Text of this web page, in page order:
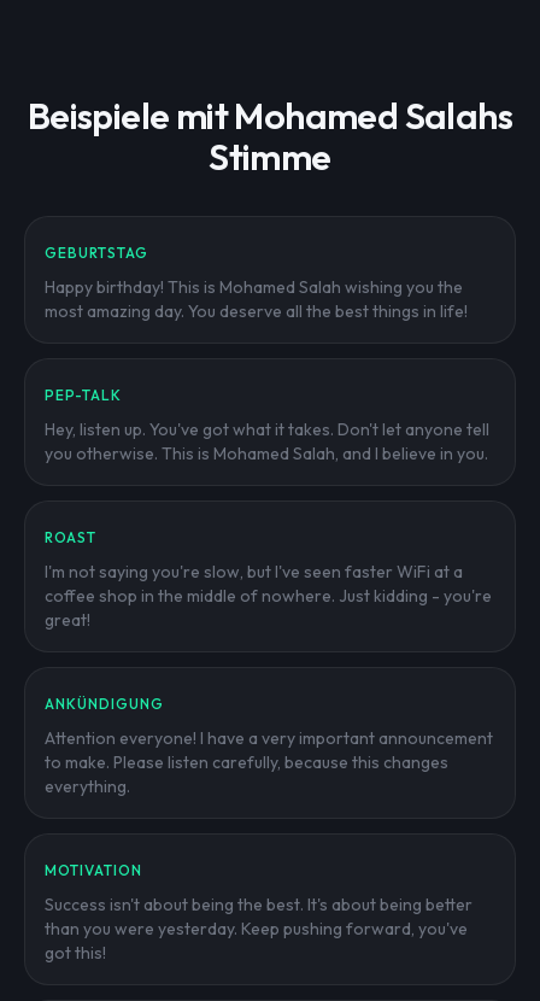
Beispiele mit Mohamed Salahs
Stimme
GEBURTSTAG
Happy birthday! This is Mohamed Salah wishing you the
most amazing day. You deserve all the best things in life!
PEP-TALK
Hey, listen up. You've got what it takes. Don't let anyone tell
you otherwise. This is Mohamed Salah, and I believe in you.
ROAST
I'm not saying you're slow, but I've seen faster WiFi at a
coffee shop in the middle of nowhere. Just kidding - you're
great!
ANKÜNDIGUNG
Attention everyone! I have a very important announcement
to make. Please listen carefully, because this changes
everything.
MOTIVATION
Success isn't about being the best. It's about being better
than you were yesterday. Keep pushing forward, you've
got this!